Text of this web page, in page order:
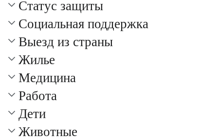
Статус защиты
Социальная поддержка
Выезд из страны
Жилье
Медицина
Работа
Дети
Животные